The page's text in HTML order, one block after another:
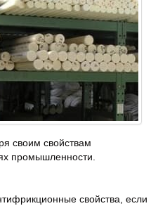
своим свойствам
промышленности.
свойства, если